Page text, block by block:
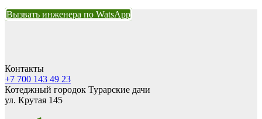
Вызвать инженера по WatsApp
Контакты
+7 700 143 49 23
Котеджный городок Турарские дачи
ул. Крутая 145